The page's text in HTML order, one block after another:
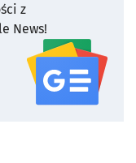
z
News!
serwisu